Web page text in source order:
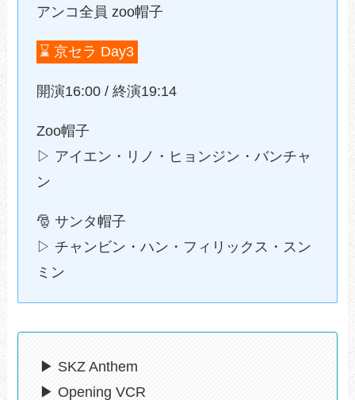
アンコ全員 zoo帽子
⌛️ 京セラ Day3
開演16:00 / 終演19:14
Zoo帽子
▷ アイエン・リノ・ヒョンジン・バンチャ
ン
🎅 サンタ帽子
▷ チャンビン・ハン・フィリックス・スン
ミン
▶ SKZ Anthem
▶ Opening VCR